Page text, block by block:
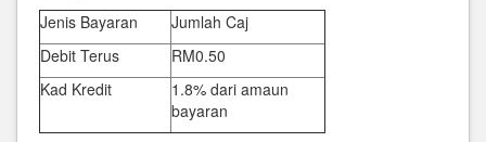
Jenis Bayaran
Jumlah Caj
Debit Terus
RM0.50
Kad Kredit
1.8% dari amaun
bayaran